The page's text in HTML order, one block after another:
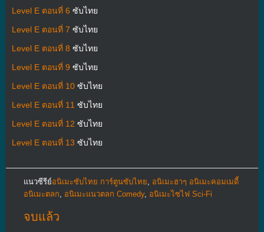
Level E ตอนที่ 6 ซับไทย
Level E ตอนที่ 7 ซับไทย
Level E ตอนที่ 8 ซับไทย
Level E ตอนที่ 9 ซับไทย
Level E ตอนที่ 10ซับไทย
Level E ตอนที่ 11 ซับไทย
Level E ตอนที่ 12 ซับไทย
Level E ตอนที่ 13 ซับไทย
แนวซีรีย์อนิเมะซับไทย การ์ตูนซับไทย
อนิเมะฮาๆ อนิเมะคอมเมดี้
อนิเมะตลก
อนิเมะแนวตลก Comedy, อนิเมะไซไฟ Sci-Fi
จบแล้ว